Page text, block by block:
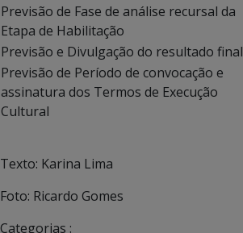
Previsão de Fase de análise recursal da
Etapa de Habilitação
Previsão e Divulgação do resultado final
Previsão de Período de convocação e
assinatura dos Termos de Execução
Cultural
Texto: Karina Lima
Foto: Ricardo Gomes
Categorias :